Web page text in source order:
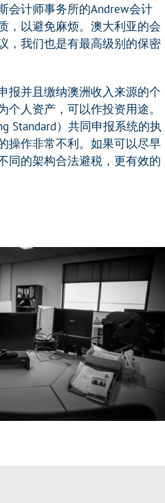
会计师事务所的Andrew会计
，以避免麻烦。澳大利亚的会
，我们也是有最高级别的保密
报并且缴纳澳洲收入来源的个
个人资产，可以作投资用途。
Standard）共同申报系统的执
操作非常不利。如果可以尽早
同的架构合法避税，更有效的